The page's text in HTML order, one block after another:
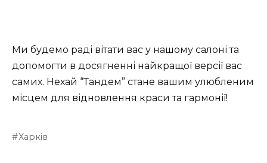
Ми будемо раді вітати вас у нашому салоні та
допомогти в досягненні найкращої версії вас
самих. Нехай “Тандем” стане вашим улюбленим
місцем для відновлення краси та гармонії!
Харків